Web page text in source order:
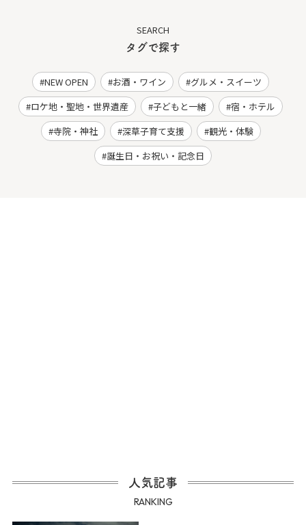
SEARCH
タグで探す
NEW OPEN お酒・ワイン
グルメ・スイーツ
ロケ地・聖地・世界遺産
子どもと一緒
宿・ホテル
寺院・神社
深草子育て支援
観光・体験
誕生日・お祝い・記念日
人気記事
RANKING